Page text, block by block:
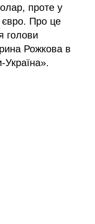
проте у
євро. Про це
голови
Рожкова в
Україна».